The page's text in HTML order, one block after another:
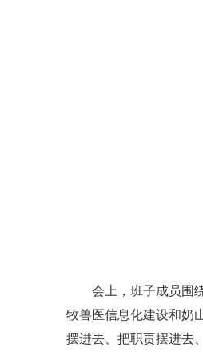
会上，班子成员围
牧兽医信息化建设和奶
摆进去、把职责摆进去